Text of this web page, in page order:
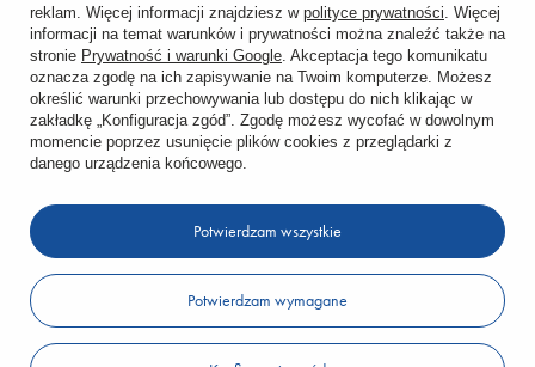
Chcę zwrócić produkt
Chcę wymienić towar
KONTO
KONTAKT
W sklepie prezentujemy ceny brutto (z VAT).
reklam. Więcej informacji znajdziesz w polityce prywatności. Więcej
informacji na temat warunków i prywatności można znaleźć także na
stronie Prywatność i warunki Google. Akceptacja tego komunikatu
oznacza zgodę na ich zapisywanie na Twoim komputerze. Możesz
określić warunki przechowywania lub dostępu do nich klikając w
zakładkę „Konfiguracja zgód”. Zgodę możesz wycofać w dowolnym
momencie poprzez usunięcie plików cookies z przeglądarki z
danego urządzenia końcowego.
Potwierdzam wymagane
Potwierdzam wszystkie